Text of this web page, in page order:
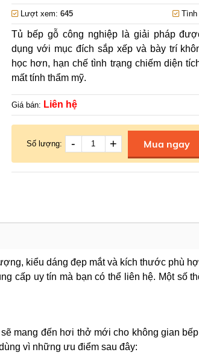
Lượt xem:645 Tình
Tủ bếp gỗ công nghiệp là giải pháp
dụng với mục đích sắp xếp và bày trí
học hơn, hạn chế tình trạng chiếm diện
mất tính thẩm mỹ.
Giá bán: Liên hệ
Số lượng: - + Mua ngay
kiểu dáng đẹp mắt và kích thước phù
cấp uy tín mà bạn có thể liên hệ. Một số
mang đến hơi thở mới cho không gian
vì những ưu điểm sau đây: